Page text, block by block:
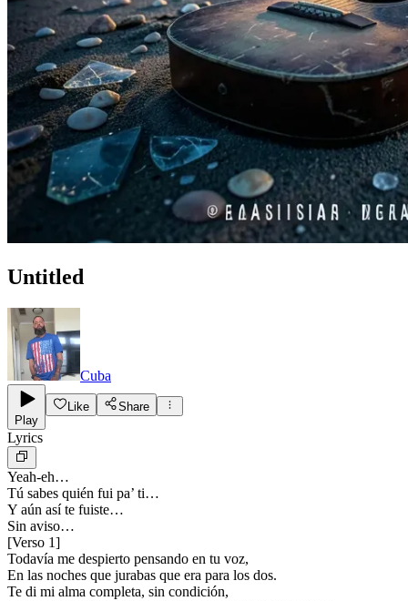
Untitled
Cuba
Play
Like Share
Lyrics
Yeah-eh…
Tú sabes quién fui pa’ ti…
Y aún así te fuiste…
Sin aviso…
[Verso 1]
Todavía me despierto pensando en tu voz,
En las noches que jurabas que era para los dos.
Te di mi alma completa, sin condición,